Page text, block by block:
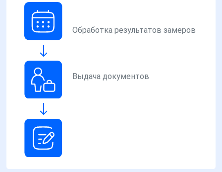
Обработка результатов замеров
Выдача документов